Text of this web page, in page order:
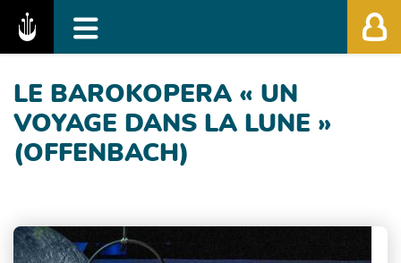
Fédération des Festivals de Musique
LE BAROKOPERA « UN
VOYAGE DANS LA LUNE »
(OFFENBACH)